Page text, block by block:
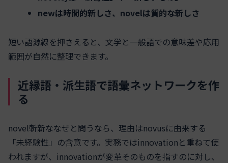
newは時間的新しさ、novelは質的な新しさ
短い語源線を押さえると、文学と一般語での意味差や応用
範囲が自然に整理できます。
近縁語・派生語で語彙ネットワークを作
る
novel斬新ななぜと問うなら、理由はnovusに由来する
「未経験性」の含意です。実務ではinnovationと重ねて使
われますが、innovationが変革そのものを指すのに対し、